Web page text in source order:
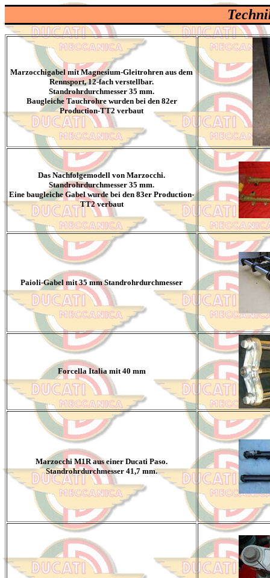
Marzocchigabel mit Magnesium-Gleitrohren aus dem
Rennsport, 12-fach verstellbar.
Standrohrdurchmesser 35 mm.
Baugleiche Tauchrohre wurden bei den 82er
Production-TT2 verbaut
Das Nachfolgemodell von Marzocchi.
Standrohrdurchmesser 35 mm.
Eine baugleiche Gabel wurde bei den 83er Production-
TT2 verbaut
Paioli-Gabel mit 35 mm Standrohrdurchmesser
Forcella Italia mit 40 mm
Marzocchi M1R aus einer Ducati Paso.
Standrohrdurchmesser 41,7 mm.